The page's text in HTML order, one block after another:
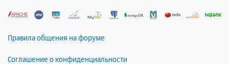
Правила общения на форуме
Соглашение о конфиденциальности